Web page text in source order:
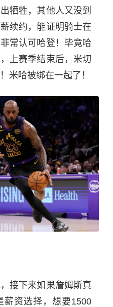
牺牲，其他人又没到
续约，能证明骑士在
常认可哈登！毕竟哈
上赛季结束后，米切
米哈被绑在一起了！
接下来如果詹姆斯真
薪资选择，想要1500